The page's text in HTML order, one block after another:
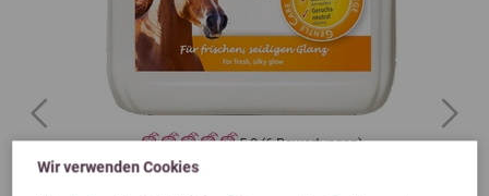
Wir verwenden Cookies
5,0 (6 Bewertungen)
Previous Next